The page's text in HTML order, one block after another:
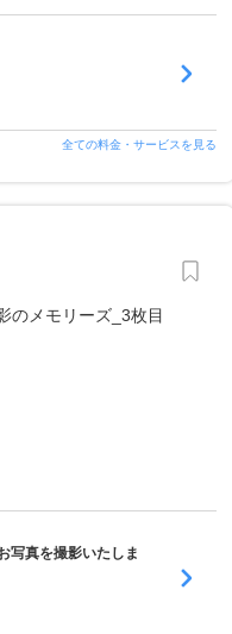
全ての料金・サービスを見る
写真を撮影いたしま